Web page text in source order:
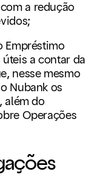
a redução
Empréstimo
a contar da
nesse mesmo
Nubank os
além do
Operações